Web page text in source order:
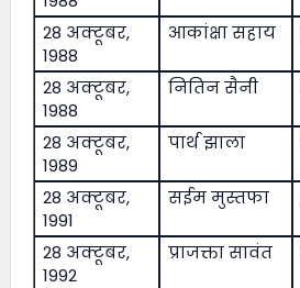
28 अक्टूबर,
1988
आकांक्षा सहाय
28 अक्टूबर,
1988
नितिन सैनी
28 अक्टूबर,
1989
पार्थ झाला
28 अक्टूबर,
1991
सईम मुस्तफा
28 अक्टूबर,
1992
प्राजक्ता सावंत